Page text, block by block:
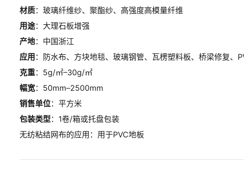
材质：玻璃纤维纱、聚酯纱、高强度高模量纤维
用途：大理石板增强
产地：中国浙江
应用 ：防水布、方块地毯、玻璃钢管、瓦楞塑料板、桥梁修复、
克重：5g/㎡–30g/㎡
幅宽：50mm–2500mm
销售单位：平方米
包装类型：1卷/箱或托盘包装
无纺粘结网布的应用：用于PVC地板